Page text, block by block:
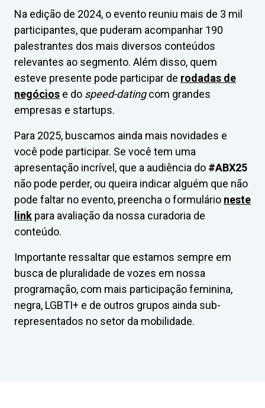
Na edição de 2024, o evento reuniu mais de 3 mil
participantes, que puderam acompanhar 190
palestrantes dos mais diversos conteúdos
relevantes ao segmento. Além disso, quem
esteve presente pode participar de rodadas de
negócios e do speed-datingcom grandes
empresas e startups.
Para 2025, buscamos ainda mais novidades e
você pode participar. Se você tem uma
apresentação incrível, que a audiência do #ABX25
não pode perder, ou queira indicar alguém que não
pode faltar no evento, preencha o formulário neste
link para avaliação da nossa curadoria de
conteúdo.
Importante ressaltar que estamos sempre em
busca de pluralidade de vozes em nossa
programação, com mais participação feminina,
negra, LGBTI+ e de outros grupos ainda sub-
representados no setor da mobilidade.